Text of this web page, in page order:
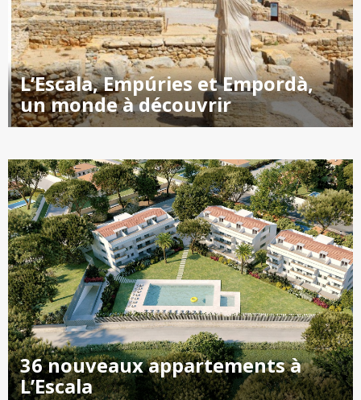
L’Escala, Empúries et Empordà,
un monde à découvrir
36 nouveaux appartements à
L’Escala